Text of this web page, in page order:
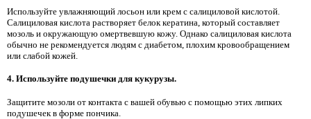
Используйте увлажняющий лосьон или крем с салициловой кислотой.
Салициловая кислота растворяет белок кератина, который составляет
мозоль и окружающую омертвевшую кожу. Однако салициловая кислота
обычно не рекомендуется людям с диабетом, плохим кровообращением
или слабой кожей.
4. Используйте подушечки для кукурузы.
Защитите мозоли от контакта с вашей обувью с помощью этих липких
подушечек в форме пончика.